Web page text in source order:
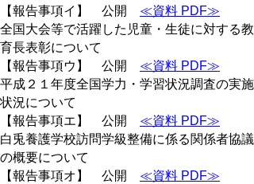
【報告事項イ】 公開 ≪資料 PDF≫
全国大会等で活躍した児童・生徒に対する教
育長表彰について
【報告事項ウ】 公開 ≪資料 PDF≫
平成２１年度全国学力・学習状況調査の実施
状況について
【報告事項エ】 公開 ≪資料 PDF≫
白兎養護学校訪問学級整備に係る関係者協議
の概要について
【報告事項オ】 公開 ≪資料 PDF≫